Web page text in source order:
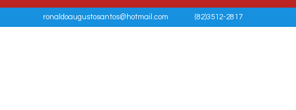
ronaldoaugustosantos@hotmail.com (82)3512-2817